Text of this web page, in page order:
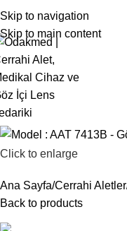
Skip to navigation
Skip to main content
ENTR
Click to enlarge
Ana Sayfa Cerrahi Aletler
Back to products